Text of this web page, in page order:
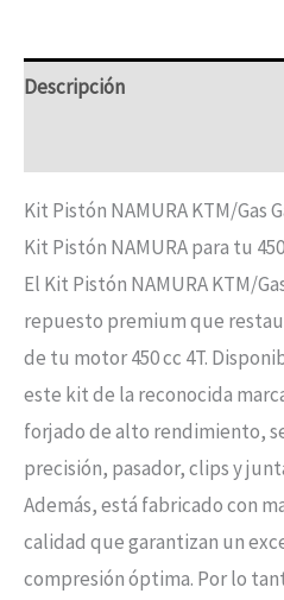
Descripción
Kit Pistón NAMURA KTM/Gas
Kit Pistón NAMURA para tu
El Kit Pistón NAMURA KTM/
repuesto premium que
de tu motor 450 cc 4T.
este kit de la reconocida
forjado de alto rendimiento,
precisión, pasador, clips y
Además, está fabricado con
calidad que garantizan un
compresión óptima. Por lo